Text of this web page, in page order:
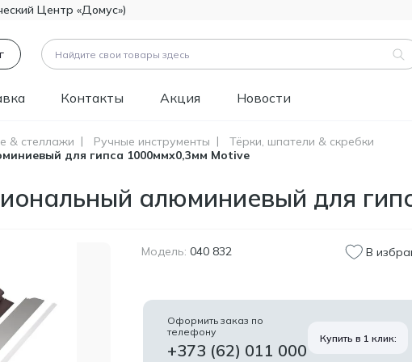
Центр «Домус»)
Контакты Акция Новости
Товары (3183)
Битумно-полимерная
гидроизоляция FOME
514.60
силиконовая
Tikkurila Novasil
(база MRA), 2,7л
1 346.60
MDL
& стеллажи Ручные инструменты
Тёрки, шпатели & скребки
для гипса 1000ммx0,3мм Motive
алюминиевый для
Модель: 040 832 В
Оформить заказ по
телефону
+373 (62) 011 000
Купить в 1 клик: